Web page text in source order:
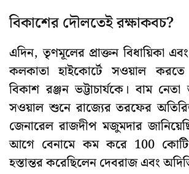
বিকাশের দৌলতেই রক্ষাকবচ?
এদিন, তৃণমূলের প্রাক্তন বিধায়িকা
কলকাতা হাইকোর্টে সওয়াল করতে
বিকাশ রঞ্জন ভট্টাচার্যকে। বাম
সওয়াল শুনে রাজ্যের তরফের
জেনারেল রাজদীপ মজুমদার
আগে বেনামে কম করে 100 কোটি
হস্তান্তর করেছিলেন দেবরাজ এবং